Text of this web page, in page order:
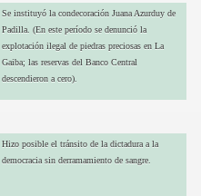
Se instituyó la condecoración Juana Azurduy de
Padilla. (En este período se denunció la
explotación ilegal de piedras preciosas en La
Gaiba; las reservas del Banco Central
descendieron a cero).
Hizo posible el tránsito de la dictadura a la
democracia sin derramamiento de sangre.